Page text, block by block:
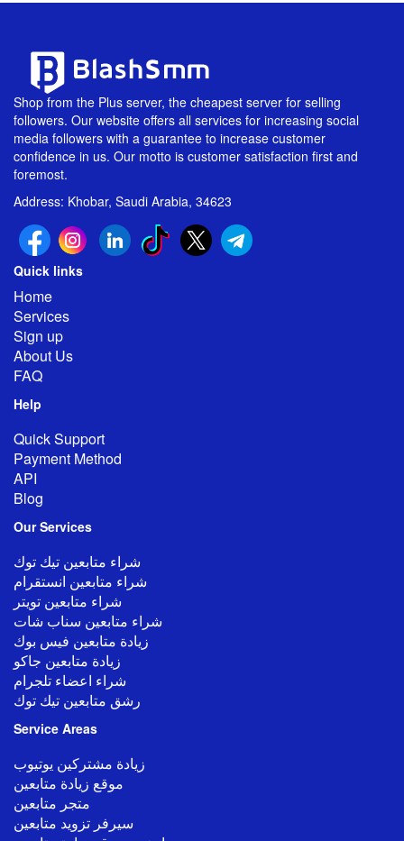
Shop from the Plus server, the cheapest server for selling
followers. Our website offers all services for increasing social
media followers with a guarantee to increase customer
confidence in us. Our motto is customer satisfaction first and
foremost.
Address: Khobar, Saudi Arabia, 34623
Quick links
Home
Services
Sign up
About Us
FAQ
Help
Quick Support
Payment Method
API
Blog
Our Services
شراء متابعين تيك توك
شراء متابعين انستقرام
شراء متابعين تويتر
شراء متابعين سناب شات
زيادة متابعين فيس بوك
زيادة متابعين جاكو
شراء اعضاء تلجرام
رشق متابعين تيك توك
Service Areas
زيادة مشتركين يوتيوب
موقع زيادة متابعين
متجر متابعين
سيرفر تزويد متابعين